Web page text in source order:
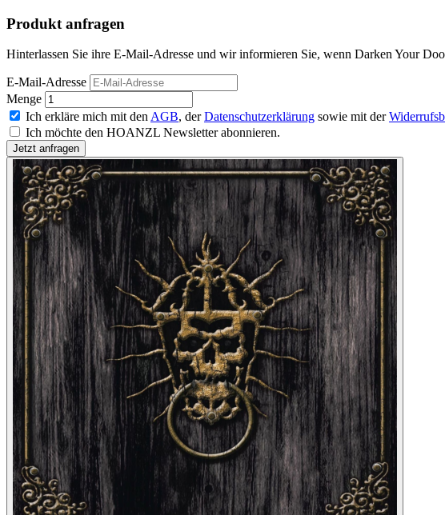
Produkt anfragen
Hinterlassen Sie ihre E-Mail-Adresse und wir informieren Sie, wenn Darken Your
E-Mail-Adresse
Menge
Ich erkläre mich mit den AGB, derDatenschutzerklärung sowie mit der
Ich möchte den HOANZL Newsletter abonnieren.